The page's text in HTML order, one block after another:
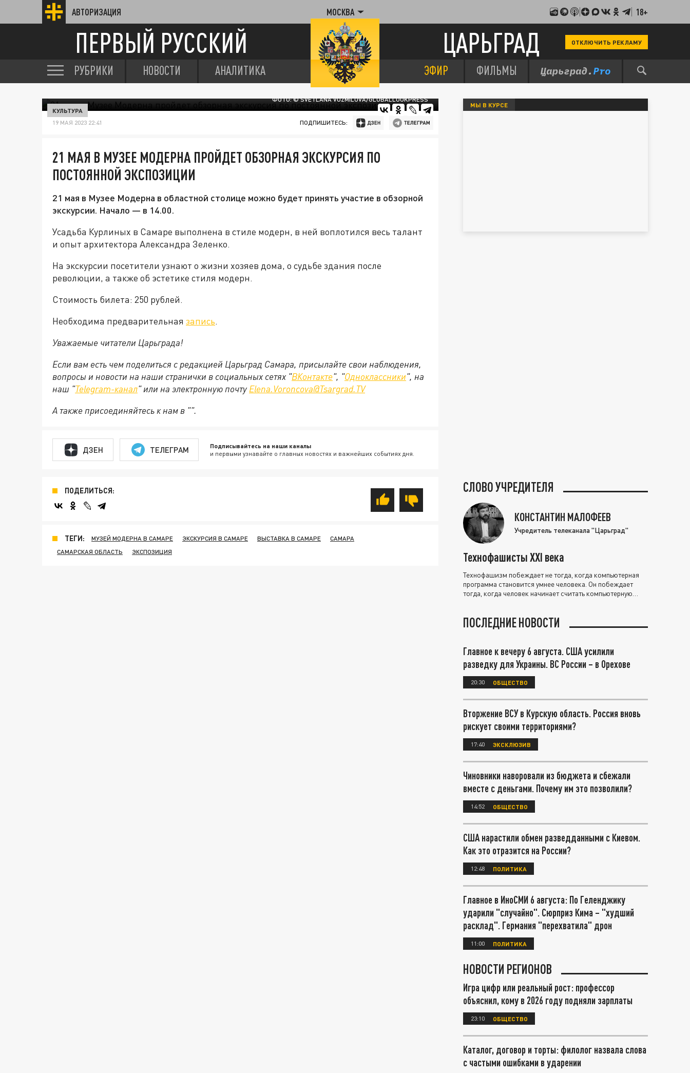
АВТОРИЗАЦИЯ МОСКВА 18+
ПЕРВЫЙ РУССКИЙ ЦАРЬГРАД ОТКЛЮЧИТЬ РЕКЛАМУ
РУБРИКИ НОВОСТИ АНАЛИТИКА ЭФИР ФИЛЬМЫ
ФОТО: © SVETLANA VOZMILOVA/GLOBALLOOKPRESS
КУЛЬТУРА
19 МАЯ 2023 22:41 ПОДПИШИТЕСЬ:
21 МАЯ В МУЗЕЕ МОДЕРНА ПРОЙДЕТ ОБЗОРНАЯ ЭКСКУРСИЯ ПО
ПОСТОЯННОЙ ЭКСПОЗИЦИИ
21 мая в Музее Модерна в областной столице можно будет принять участие в обзорной
экскурсии. Начало — в 14.00.
Усадьба Курлиных в Самаре выполнена в стиле модерн, в ней воплотился весь талант
и опыт архитектора Александра Зеленко.
На экскурсии посетители узнают о жизни хозяев дома, о судьбе здания после
революции, а также об эстетике стиля модерн.
Стоимость билета: 250 рублей.
Необходима предварительная запись.
Уважаемые читатели Царьграда!
Если вам есть чем поделиться с редакцией Царьград Самара, присылайте свои наблюдения,
вопросы и новости на наши странички в социальных сетях "ВКонтакте", "Одноклассники", на
наш "Telegram-канал" или на электронную почту Elena.Voroncova@Tsargrad.TV
А также присоединяйтесь к нам в "".
ДЗЕН ТЕЛЕГРАМ Подписывайтесь на наши каналы
и первыми узнавайте о главных новостях и важнейших событиях дня.
ПОДЕЛИТЬСЯ:
ТЕГИ: МУЗЕЙ МОДЕРНА В САМАРЕ ЭКСКУРСИЯ В САМАРЕ ВЫСТАВКА В САМАРЕ
САМАРА
САМАРСКАЯ ОБЛАСТЬ
ЭКСПОЗИЦИЯ
МЫ В КУРСЕ
СЛОВО УЧРЕДИТЕЛЯ
КОНСТАНТИН МАЛОФЕЕВ
Учредитель телеканала "Царьград"
Технофашисты XXI века
Технофашизм побеждает не тогда, когда компьютерная
программа становится умнее человека. Он побеждает
тогда, когда человек начинает считать компьютерную
ПОСЛЕДНИЕ НОВОСТИ
Главное к вечеру 6 августа. США усилили
разведку для Украины. ВС России – в Орехове
20:30 ОБЩЕСТВО
Вторжение ВСУ в Курскую область. Россия вновь
рискует своими территориями?
17:40 ЭКСКЛЮЗИВ
Чиновники наворовали из бюджета и сбежали
вместе с деньгами. Почему им это позволили?
14:52 ОБЩЕСТВО
США нарастили обмен разведданными с Киевом.
Как это отразится на России?
12:48 ПОЛИТИКА
Главное в ИноСМИ 6 августа: По Геленджику
ударили "случайно". Сюрприз Кима – "худший
расклад". Германия "перехватила" дрон
11:00 ПОЛИТИКА
НОВОСТИ РЕГИОНОВ
Игра цифр или реальный рост: профессор
объяснил, кому в 2026 году подняли зарплаты
23:10 ОБЩЕСТВО
Каталог, договор и торты: филолог назвала слова
с частыми ошибками в ударении